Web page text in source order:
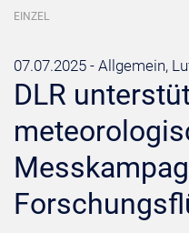
EINZEL
07.07.2025 - Allgemein,
DLR